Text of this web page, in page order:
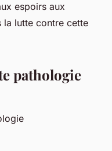
espoirs aux
la lutte contre cette
pathologie